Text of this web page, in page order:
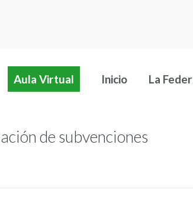
Aula Virtual Inicio La
de subvenciones